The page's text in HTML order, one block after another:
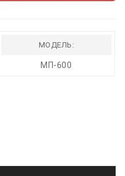
МОДЕЛЬ:
МП-600